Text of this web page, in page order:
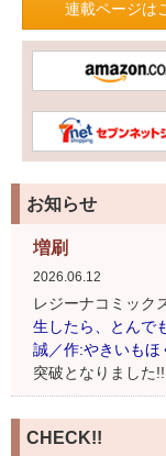
連載ページは
お知らせ
増刷
2026.06.12
レジーナコミック
生したら、とんで
誠／作:やきいもほ
突破となりました!!
CHECK!!